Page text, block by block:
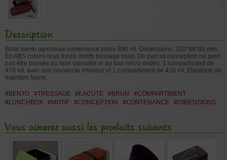
Description
Boite bento japonaise contenance totale 890 ml. Dimensions: 200*88*88 mm.
En ABS coloris brun foncé motifs tressage osier. De part sa conception ne peut
pas être passée au lave vaisselle ni au four micro ondes. 1 compartiment de
470 ml. avec son couvercle intérieur et 1 compartiment de 420 ml. Elastique de
maintien fourni.
#BENTO #TRESSAGE #EACUTE #BRUN
#COMPARTIMENT
#LUNCHBOX
#MOTIF #CONCEPTION #CONTENANCE #DIMENSIONS
Vous aimerez aussi les produits suivants